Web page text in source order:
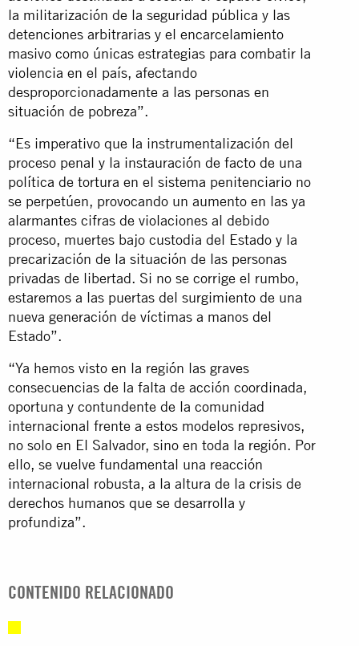
la militarización de la seguridad pública y las
detenciones arbitrarias y el encarcelamiento
masivo como únicas estrategias para combatir la
violencia en el país, afectando
desproporcionadamente a las personas en
situación de pobreza”.
“Es imperativo que la instrumentalización del
proceso penal y la instauración de facto de una
política de tortura en el sistema penitenciario no
se perpetúen, provocando un aumento en las ya
alarmantes cifras de violaciones al debido
proceso, muertes bajo custodia del Estado y la
precarización de la situación de las personas
privadas de libertad. Si no se corrige el rumbo,
estaremos a las puertas del surgimiento de una
nueva generación de víctimas a manos del
Estado”.
“Ya hemos visto en la región las graves
consecuencias de la falta de acción coordinada,
oportuna y contundente de la comunidad
internacional frente a estos modelos represivos,
no solo en El Salvador, sino en toda la región. Por
ello, se vuelve fundamental una reacción
internacional robusta, a la altura de la crisis de
derechos humanos que se desarrolla y
profundiza”.
CONTENIDO RELACIONADO